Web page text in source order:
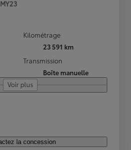
Kilométrage
23 591 km
Transmission
Boîte manuelle
Voir plus
la concession